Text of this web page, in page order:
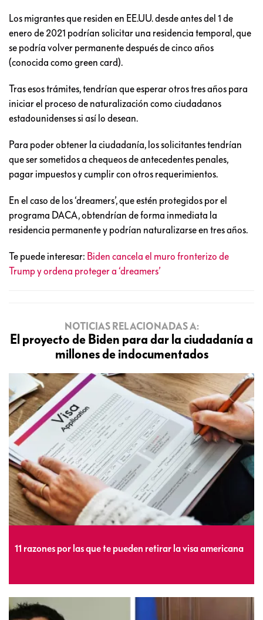
Los migrantes que residen en EE.UU. desde antes del 1 de
enero de 2021 podrían solicitar una residencia temporal, que
se podría volver permanente después de cinco años
(conocida como green card).
Tras esos trámites, tendrían que esperar otros tres años para
iniciar el proceso de naturalización como ciudadanos
estadounidenses si así lo desean.
Para poder obtener la ciudadanía, los solicitantes tendrían
que ser sometidos a chequeos de antecedentes penales,
pagar impuestos y cumplir con otros requerimientos.
En el caso de los ‘dreamers’, que estén protegidos por el
programa DACA, obtendrían de forma inmediata la
residencia permanente y podrían naturalizarse en tres años.
Te puede interesar: Biden cancela el muro fronterizo de
Trump y ordena proteger a ‘dreamers’
NOTICIAS RELACIONADAS A:
El proyecto de Biden para dar la ciudadanía a
millones de indocumentados
11 razones por las que te pueden retirar la visa americana